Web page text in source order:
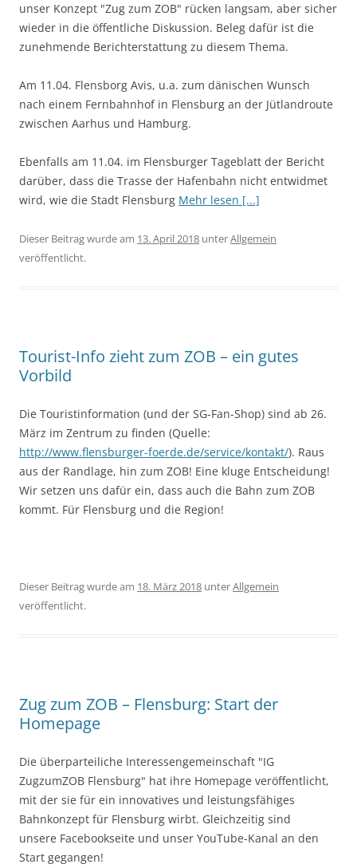
unser Konzept "Zug zum ZOB" rücken langsam, aber sicher
wieder in die öffentliche Diskussion. Beleg dafür ist die
zunehmende Berichterstattung zu diesem Thema.
Am 11.04. Flensborg Avis, u.a. zum dänischen Wunsch
nach einem Fernbahnhof in Flensburg an der Jütlandroute
zwischen Aarhus und Hamburg.
Ebenfalls am 11.04. im Flensburger Tageblatt der Bericht
darüber, dass die Trasse der Hafenbahn nicht entwidmet
wird, wie die Stadt Flensburg Mehr lesen [...]
Dieser Beitrag wurde am 13. April 2018 unterAllgemein
veröffentlicht.
Tourist-Info zieht zum ZOB – ein gutes
Vorbild
Die Touristinformation (und der SG-Fan-Shop) sind ab 26.
März im Zentrum zu finden (Quelle:
http://www.flensburger-foerde.de/service/kontakt/). Raus
aus der Randlage, hin zum ZOB! Eine kluge Entscheidung!
Wir setzen uns dafür ein, dass auch die Bahn zum ZOB
kommt. Für Flensburg und die Region!
Dieser Beitrag wurde am 18. März 2018 unterAllgemein
veröffentlicht.
Zug zum ZOB – Flensburg: Start der
Homepage
Die überparteiliche Interessengemeinschaft "IG
ZugzumZOB Flensburg" hat ihre Homepage veröffentlicht,
mit der sie für ein innovatives und leistungsfähiges
Bahnkonzept für Flensburg wirbt. Gleichzeitig sind
unsere Facebookseite und unser YouTube-Kanal an den
Start gegangen!